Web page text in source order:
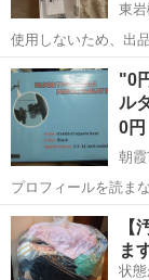
東
使用しないため、出
願い致します。
埼玉 さいたま
"0
ル
0円
朝
プロフィールを読ま
わない方には返信は
百人と取引してよう
ません。 「返事が返
埼玉 朝霞市
【
ま
状